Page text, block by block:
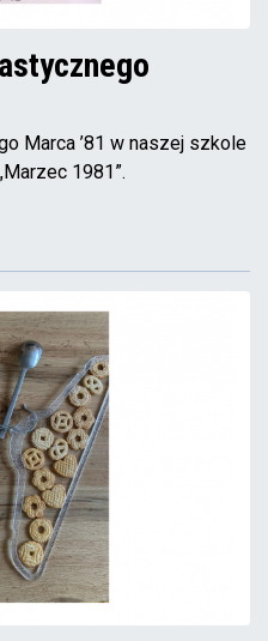
Marca ’81 w naszej szkole
1981”.